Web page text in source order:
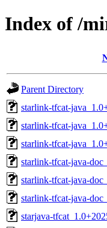
Index of /
Parent Directory
starlink-tfcat-
starlink-tfcat-
starlink-tfcat-
starlink-tfcat-java-
starlink-tfcat-java-
starlink-tfcat-java-
starjava-